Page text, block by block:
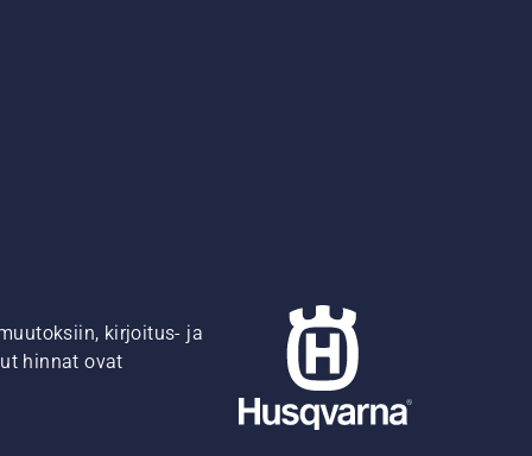
kirjoitus- ja
hinnat ovat